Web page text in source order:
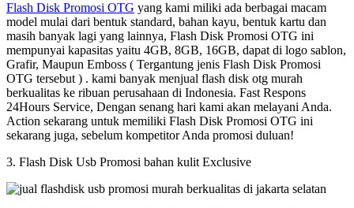
Flash Disk Promosi OTG yang kami miliki ada berbagai macam
model mulai dari bentuk standard, bahan kayu, bentuk kartu dan
masih banyak lagi yang lainnya, Flash Disk Promosi OTG ini
mempunyai kapasitas yaitu 4GB, 8GB, 16GB, dapat di logo sablon,
Grafir, Maupun Emboss ( Tergantung jenis Flash Disk Promosi
OTG tersebut ) . kami banyak menjual flash disk otg murah
berkualitas ke ribuan perusahaan di Indonesia. Fast Respons
24Hours Service, Dengan senang hari kami akan melayani Anda.
Action sekarang untuk memiliki Flash Disk Promosi OTG ini
sekarang juga, sebelum kompetitor Anda promosi duluan!
3. Flash Disk Usb Promosi bahan kulit Exclusive